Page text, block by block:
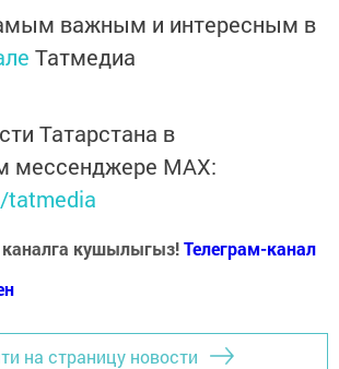
важным и интересным в
Татмедиа
Татарстана в
мессенджере MАХ:
tatmedia
каналга кушылыгыз!Телеграм-канал
на страницу новости